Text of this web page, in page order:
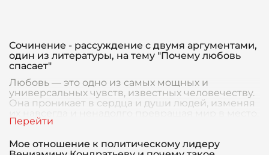
Сочинение - рассуждение с двумя аргументами,
один из литературы, на тему "Почему любовь
спасает"
Любовь — это одно из самых мощных и
универсальных чувств, известных человечеству.
Она проникает в сердца и души людей, изменяя
преисп
Мое отношение к политическому лидеру